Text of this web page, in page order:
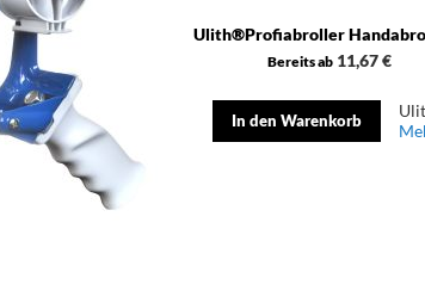
Ulith®Profiabroller
Bereits ab 11,67 €
In den Warenkorb